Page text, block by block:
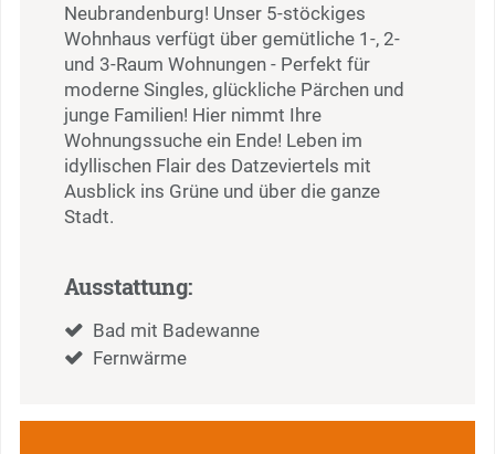
Neubrandenburg! Unser 5-stöckiges
Wohnhaus verfügt über gemütliche 1-, 2-
und 3-Raum Wohnungen - Perfekt für
moderne Singles, glückliche Pärchen und
junge Familien! Hier nimmt Ihre
Wohnungssuche ein Ende! Leben im
idyllischen Flair des Datzeviertels mit
Ausblick ins Grüne und über die ganze
Stadt.
Ausstattung:
Bad mit Badewanne
Fernwärme